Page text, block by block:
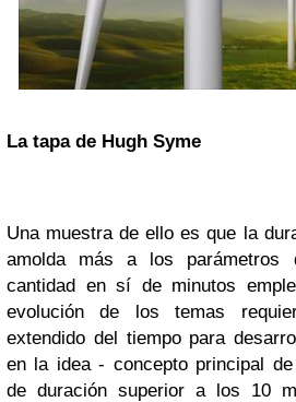
La tapa de Hugh Syme
Una muestra de ello es que la
amolda más a los parámetros
cantidad en sí de minutos
evolución de los temas requ
extendido del tiempo para
en la idea - concepto principal
de duración superior a los 10